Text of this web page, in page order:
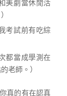
美劇當休閒活
考試前有吃綜
都當成學測在
老師。）
真的有在認真